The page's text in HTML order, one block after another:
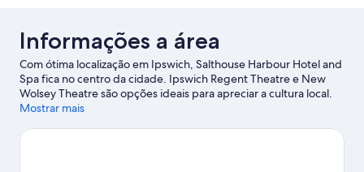
Informações a área
Com ótima localização em Ipswich, Salthouse Harbour Hotel and
Spa fica no centro da cidade. Ipswich Regent Theatre e New
Wolsey Theatre são opções ideais para apreciar a cultura local.
Outras atrações que merecem uma visita incluem Ipswich
Portman Road e reserve um tempo para conhecer Jimmy's
Mostrar mais